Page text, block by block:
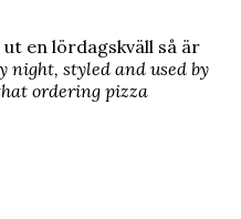
en lördagskväll så är
night, styled and used by
ordering pizza